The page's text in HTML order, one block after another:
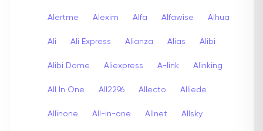
Alertme Alexim Alfa Alfawise Alhua
Ali Ali Express Alianza Alias Alibi
Alibi Dome Aliexpress A-link Alinking
All In One All2296 Allecto Alliede
Allinone All-in-one Allnet Allsky